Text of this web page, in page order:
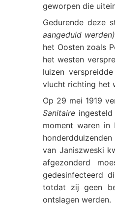
geworpen die
Gedurende deze
aangeduid werden)
het Oosten zoals
het westen
luizen
vlucht richting het
Op 29 mei 1919
Sanitaire
moment waren in
van Janiszweski
afgezonderd
gedesinfecteerd
totdat zij geen
ontslagen werden.